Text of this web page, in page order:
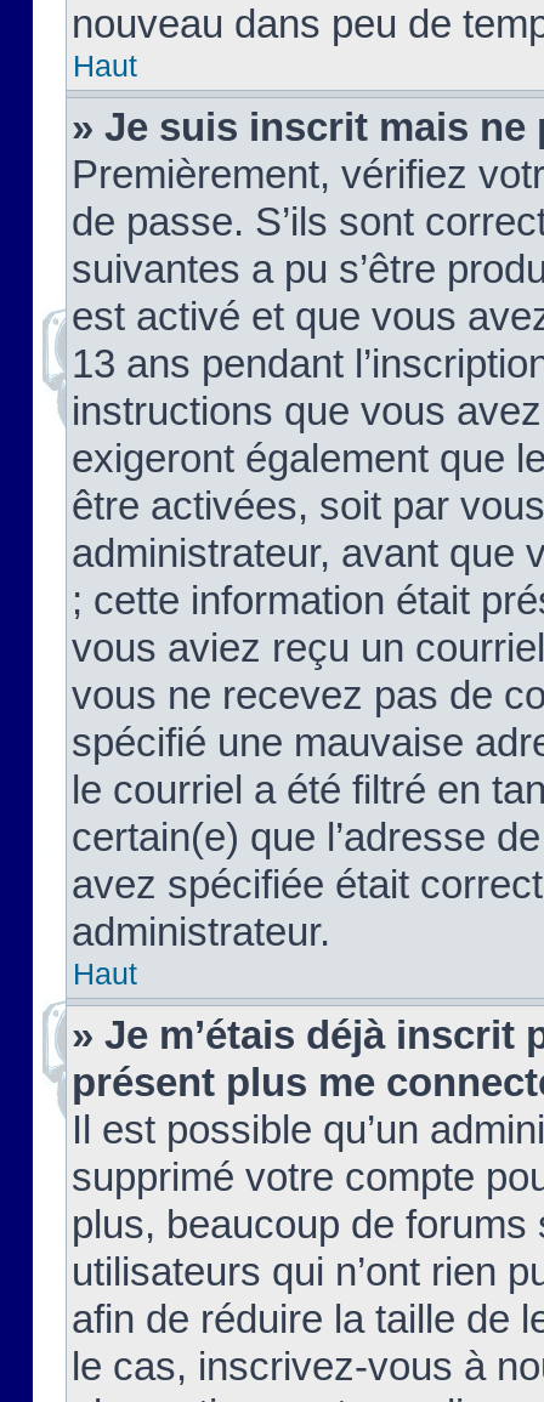
nouveau dans peu de
Haut
» Je suis inscrit mais ne
Premièrement, vérifiez
de passe. S’ils sont
suivantes a pu s’être
est activé et que vous
13 ans pendant
instructions que vous
exigeront également que
être activées, soit par
administrateur, avant que
; cette information était
vous aviez reçu un
vous ne recevez pas de
spécifié une mauvaise
le courriel a été filtré en
certain(e) que l’adresse
avez spécifiée était
administrateur.
Haut
» Je m’étais déjà inscrit
présent plus me
Il est possible qu’un
supprimé votre compte
plus, beaucoup de
utilisateurs qui n’ont rien
afin de réduire la taille de
le cas, inscrivez-vous à